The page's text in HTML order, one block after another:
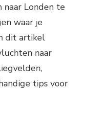
naar Londen te
waar je
dit artikel
naar
tips voor